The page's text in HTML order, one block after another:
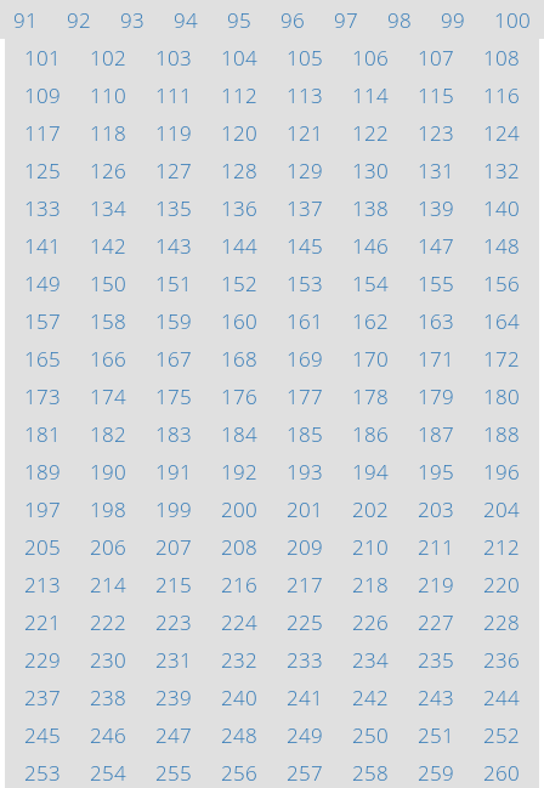
91
92 93 94 95 96 97 98 99
100
101
102 103 104 105 106 107
108
109
110 111 112 113 114 115
116
117
118 119 120 121 122 123
124
125
126 127 128 129 130 131
132
133
134 135 136 137 138 139
140
141
142 143 144 145 146 147
148
149
150 151 152 153 154 155
156
157
158 159 160 161 162 163
164
165
166 167 168 169 170 171
172
173
174 175 176 177 178 179
180
181
182 183 184 185 186 187
188
189
190 191 192 193 194 195
196
197
198 199 200 201 202 203
204
205
206 207 208 209 210 211
212
213
214 215 216 217 218 219
220
221
222 223 224 225 226 227
228
229
230 231 232 233 234 235
236
237
238 239 240 241 242 243
244
245
246 247 248 249 250 251
252
253
254 255 256 257 258 259
260